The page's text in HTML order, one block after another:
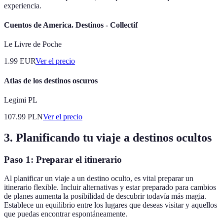
experiencia.
Cuentos de America. Destinos - Collectif
Le Livre de Poche
1.99 EURVer el precio
Atlas de los destinos oscuros
Legimi PL
107.99 PLNVer el precio
3. Planificando tu viaje a destinos ocultos
Paso 1: Preparar el itinerario
Al planificar un viaje a un destino oculto, es vital preparar un
itinerario flexible. Incluir alternativas y estar preparado para cambios
de planes aumenta la posibilidad de descubrir todavía más magia.
Establece un equilibrio entre los lugares que deseas visitar y aquellos
que puedas encontrar espontáneamente.